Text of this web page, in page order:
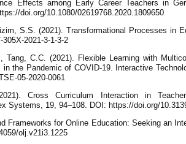
Effects among Early Career Teachers in
doi.org/10.1080/02619768.2020.1809650
S.S. (2021). Transformational Processes in
2021-3-1-3-2
Tang, C.C. (2021). Flexible Learning with
in the Pandemic of COVID-19. Interactive
05-2020-0061
Cross Curriculum Interaction in
Systems, 19, 94–108. DOI: https://doi.org/
Frameworks for Online Education: Seeking an
olj.v21i3.1225